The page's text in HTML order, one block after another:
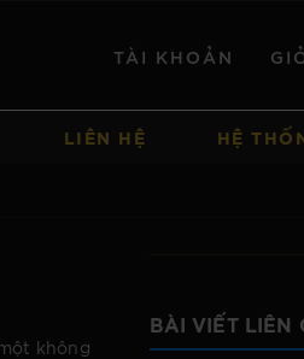
TÀI KHOẢN
LIÊN HỆ HỆ
không
BÀI VIẾT LIÊN